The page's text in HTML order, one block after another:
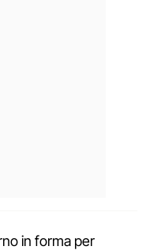
in forma per